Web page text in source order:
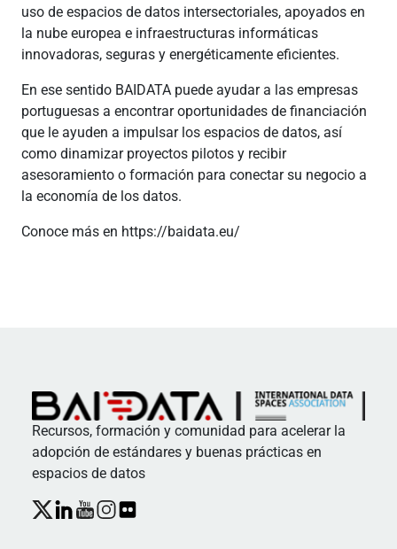
uso de espacios de datos intersectoriales, apoyados en
la nube europea e infraestructuras informáticas
innovadoras, seguras y energéticamente eficientes.
En ese sentido BAIDATA puede ayudar a las empresas
portuguesas a encontrar oportunidades de financiación
que le ayuden a impulsar los espacios de datos, así
como dinamizar proyectos pilotos y recibir
asesoramiento o formación para conectar su negocio a
la economía de los datos.
Conoce más en https://baidata.eu/
Recursos, formación y comunidad para acelerar la
adopción de estándares y buenas prácticas en
espacios de datos